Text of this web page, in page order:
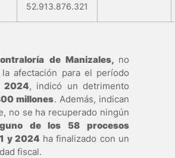
52.913.876.321
de Manizales, no
afectación para el período
2024, indicó un detrimento
millones. Además, indican
no se ha recuperado ningún
de los 58 procesos
y 2024 ha finalizado con un
fiscal.